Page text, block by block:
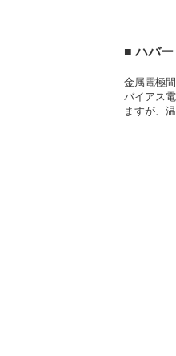
■ ハバ
金属電極
バイアス
ますが、